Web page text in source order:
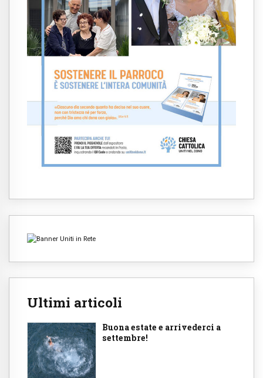
Ultimi articoli
Buona estate e arrivederci a
settembre!